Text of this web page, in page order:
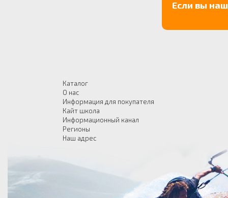
Если вы
Каталог
О нас
Информация для покупателя
Кайт школа
Информационный канал
Регионы
Наш адрес